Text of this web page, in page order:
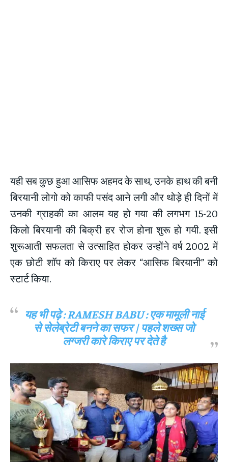
यही सब कुछ हुआ आसिफ अहमद के साथ, उनके हाथ की बनी
बिरयानी लोगो को काफी पसंद आने लगी और थोड़े ही दिनों में
उनकी ग्राहकी का आलम यह हो गया की लगभग 15-20
किलो बिरयानी की बिक्री हर रोज होना शुरू हो गयी. इसी
शुरूआती सफलता से उत्साहित होकर उन्होंने वर्ष 2002 में
एक छोटी शॉप को किराए पर लेकर “आसिफ बिरयानी” को
स्टार्ट किया.
यह भी पढ़े :RAMESH BABU : एक मामूली नाई
से सेलेब्रेटी बनने का सफर | पहले शख्स जो
लग्जरी कारे किराए पर देते है